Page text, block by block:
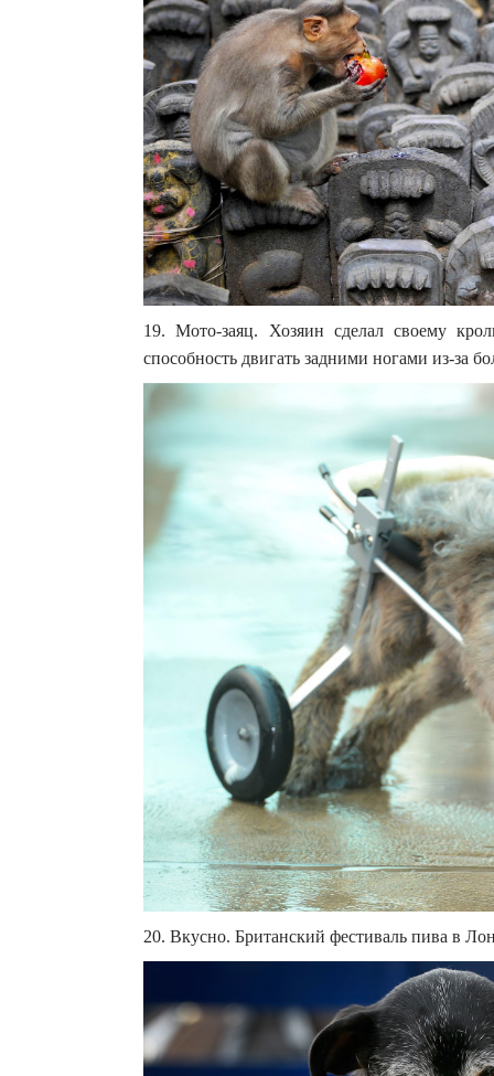
19. Мото-заяц. Хозяин сделал своему
способность двигать задними ногами из-за
20. Вкусно. Британский фестиваль пива в